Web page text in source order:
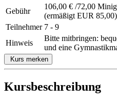
Gebühr
106,00 € /72,00
(ermäßigt EUR 85,00)
Teilnehmer 7 - 9
Hinweis
Bitte mitbringen:
und eine
Kurs merken
Kursbeschreibung